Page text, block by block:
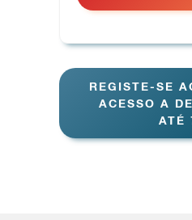
REGISTE-SE
ACESSO A
ATÉ